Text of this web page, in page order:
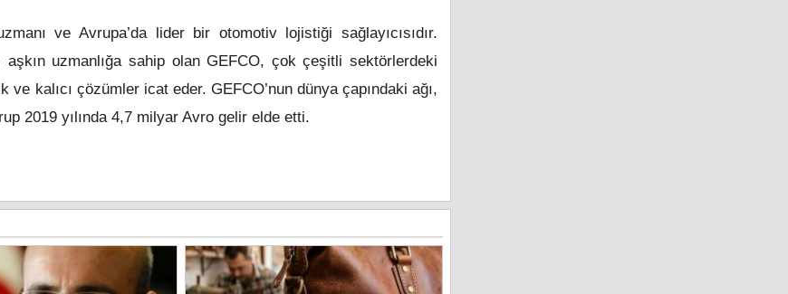
ve Avrupa’da lider bir otomotiv lojistiği sağlayıcısıdır.
aşkın uzmanlığa sahip olan GEFCO, çok çeşitli sektörlerdeki
ve kalıcı çözümler icat eder. GEFCO’nun dünya çapındaki ağı,
2019 yılında 4,7 milyar Avro gelir elde etti.